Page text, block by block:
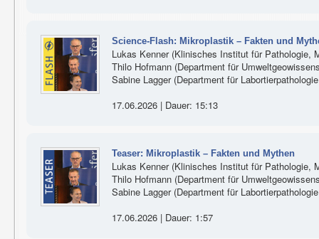
Science-Flash: Mikroplastik – Fakten und
Lukas Kenner (Klinisches Institut für Pathologie,
Thilo Hofmann (Department für
Sabine Lagger (Department für
17.06.2026 | Dauer: 15:13
Teaser: Mikroplastik – Fakten und Mythen
Lukas Kenner (Klinisches Institut für Pathologie,
Thilo Hofmann (Department für
Sabine Lagger (Department für
17.06.2026 | Dauer: 1:57